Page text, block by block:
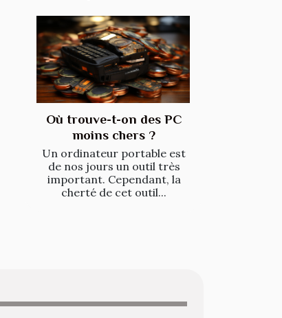
Où trouve-t-on des PC
moins chers ?
Un ordinateur portable est
de nos jours un outil très
important. Cependant, la
cherté de cet outil...